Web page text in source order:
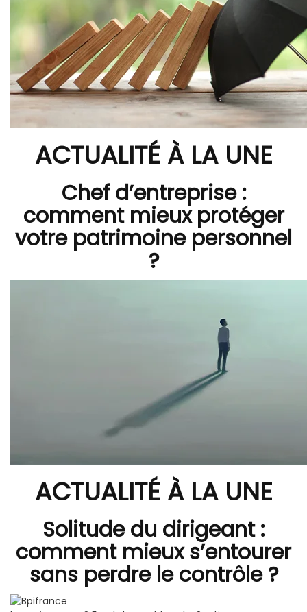
ACTUALITÉ À LA UNE
Chef d’entreprise :
comment mieux protéger
votre patrimoine personnel
?
ACTUALITÉ À LA UNE
Solitude du dirigeant :
comment mieux s’entourer
sans perdre le contrôle ?